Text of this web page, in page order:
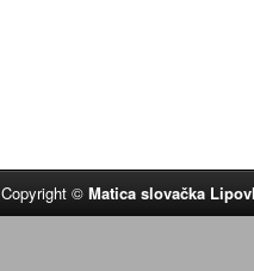
Copyright ©Matica slovačka